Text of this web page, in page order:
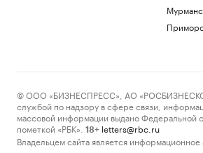
© ООО «БИЗНЕСПРЕСС», АО
службой по надзору в сфере связи,
массовой информации выдано Федеральной
пометкой «РБК».
18+ letters@rbc.ru
Владельцем сайта является информационное